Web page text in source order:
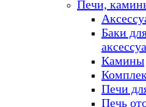
Печи,
Баки
Камины
Печи
Печь